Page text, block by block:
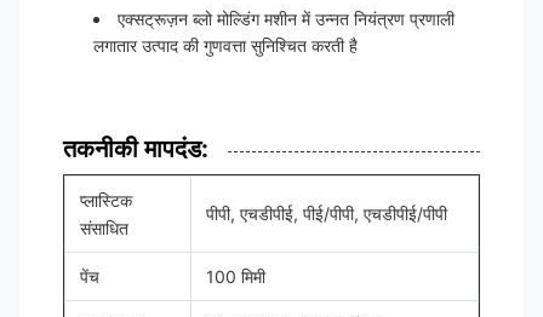
एक्सट्रूज़न ब्लो मोल्डिंग मशीन में उन्नत नियंत्रण प्रणाली
लगातार उत्पाद की गुणवत्ता सुनिश्चित करती है
तकनीकी मापदंड:
प्लास्टिक
संसाधित
पीपी, एचडीपीई, पीई/पीपी, एचडीपीई/पीपी
पेंच 100 मिमी